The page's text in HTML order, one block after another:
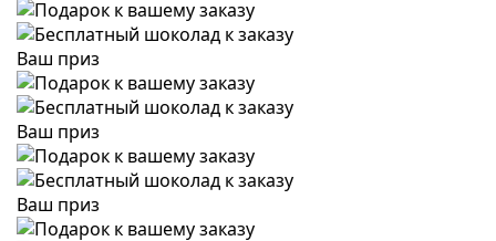
Ваш приз
Ваш приз
Ваш приз